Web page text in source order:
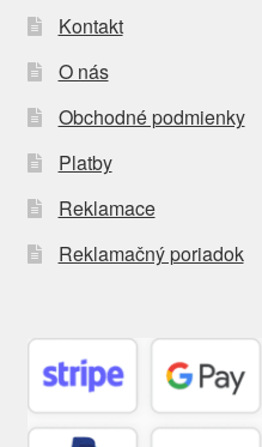
Kontakt
O nás
Obchodné podmienky
Platby
Reklamace
Reklamačný poriadok